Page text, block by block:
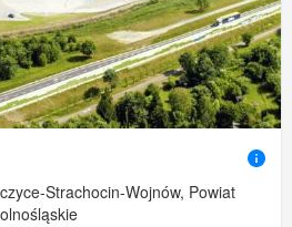
Strachocin-Wojnów, Powiat